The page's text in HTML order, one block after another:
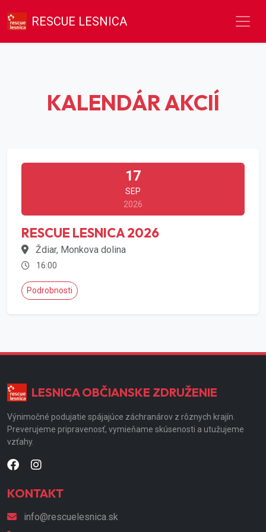
RESCUE LESNICA
KALENDÁR AKCIÍ
17
SEP
2026
RESCUE LESNICA 2026
Ždiar, Monkova dolina
16:00
Podrobnosti
LESNICA OBČIANSKE ZDRUŽENIE
Výnimočné podujatie spájajúce záchranárov z rôznych krajín.
Preverujeme pripravenosť, vymieňame skúsenosti a utužujeme
vzťahy.
KONTAKT
info@rescuelesnica.sk